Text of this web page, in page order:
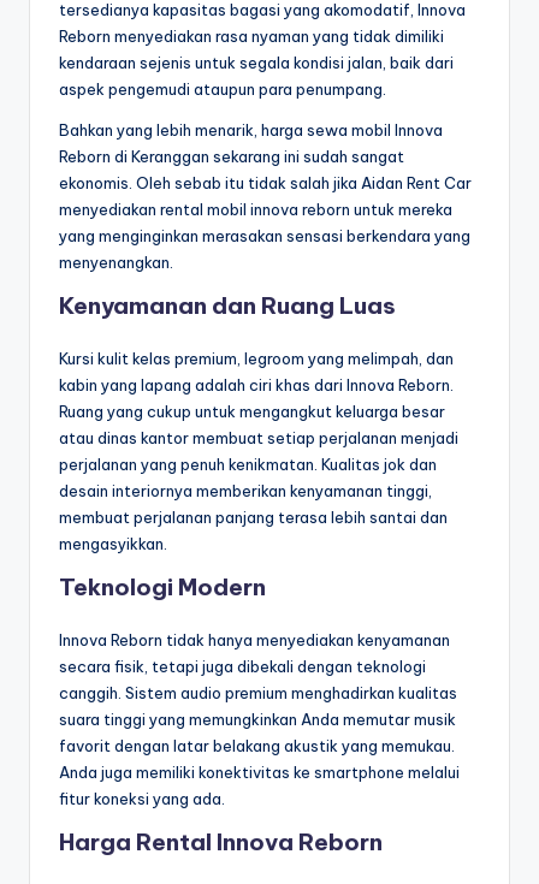
tersedianya kapasitas bagasi yang akomodatif, Innova
Reborn menyediakan rasa nyaman yang tidak dimiliki
kendaraan sejenis untuk segala kondisi jalan, baik dari
aspek pengemudi ataupun para penumpang.
Bahkan yang lebih menarik, harga sewa mobil Innova
Reborn di Keranggan sekarang ini sudah sangat
ekonomis. Oleh sebab itu tidak salah jika Aidan Rent Car
menyediakan rental mobil innova reborn untuk mereka
yang menginginkan merasakan sensasi berkendara yang
menyenangkan.
Kenyamanan dan Ruang Luas
Kursi kulit kelas premium, legroom yang melimpah, dan
kabin yang lapang adalah ciri khas dari Innova Reborn.
Ruang yang cukup untuk mengangkut keluarga besar
atau dinas kantor membuat setiap perjalanan menjadi
perjalanan yang penuh kenikmatan. Kualitas jok dan
desain interiornya memberikan kenyamanan tinggi,
membuat perjalanan panjang terasa lebih santai dan
mengasyikkan.
Teknologi Modern
Innova Reborn tidak hanya menyediakan kenyamanan
secara fisik, tetapi juga dibekali dengan teknologi
canggih. Sistem audio premium menghadirkan kualitas
suara tinggi yang memungkinkan Anda memutar musik
favorit dengan latar belakang akustik yang memukau.
Anda juga memiliki konektivitas ke smartphone melalui
fitur koneksi yang ada.
Harga Rental Innova Reborn